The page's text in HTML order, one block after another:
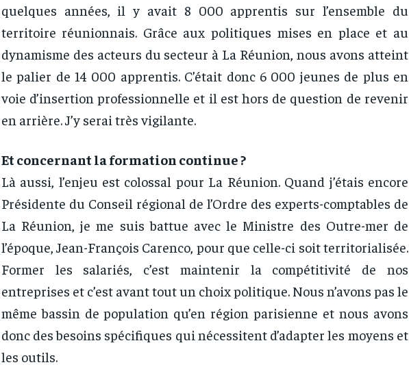
quelques années, il y avait 8 000 apprentis sur l’ensemble du
territoire réunionnais. Grâce aux politiques mises en place et au
dynamisme des acteurs du secteur à La Réunion, nous avons atteint
le palier de 14 000 apprentis. C’était donc 6 000 jeunes de plus en
voie d’insertion professionnelle et il est hors de question de revenir
en arrière. J’y serai très vigilante.
Et concernant la formation continue ?
Là aussi, l’enjeu est colossal pour La Réunion. Quand j’étais encore
Présidente du Conseil régional de l’Ordre des experts-comptables de
La Réunion, je me suis battue avec le Ministre des Outre-mer de
l’époque, Jean-François Carenco, pour que celle-ci soit territorialisée.
Former les salariés, c’est maintenir la compétitivité de nos
entreprises et c’est avant tout un choix politique. Nous n’avons pas le
même bassin de population qu’en région parisienne et nous avons
donc des besoins spécifiques qui nécessitent d’adapter les moyens et
les outils.